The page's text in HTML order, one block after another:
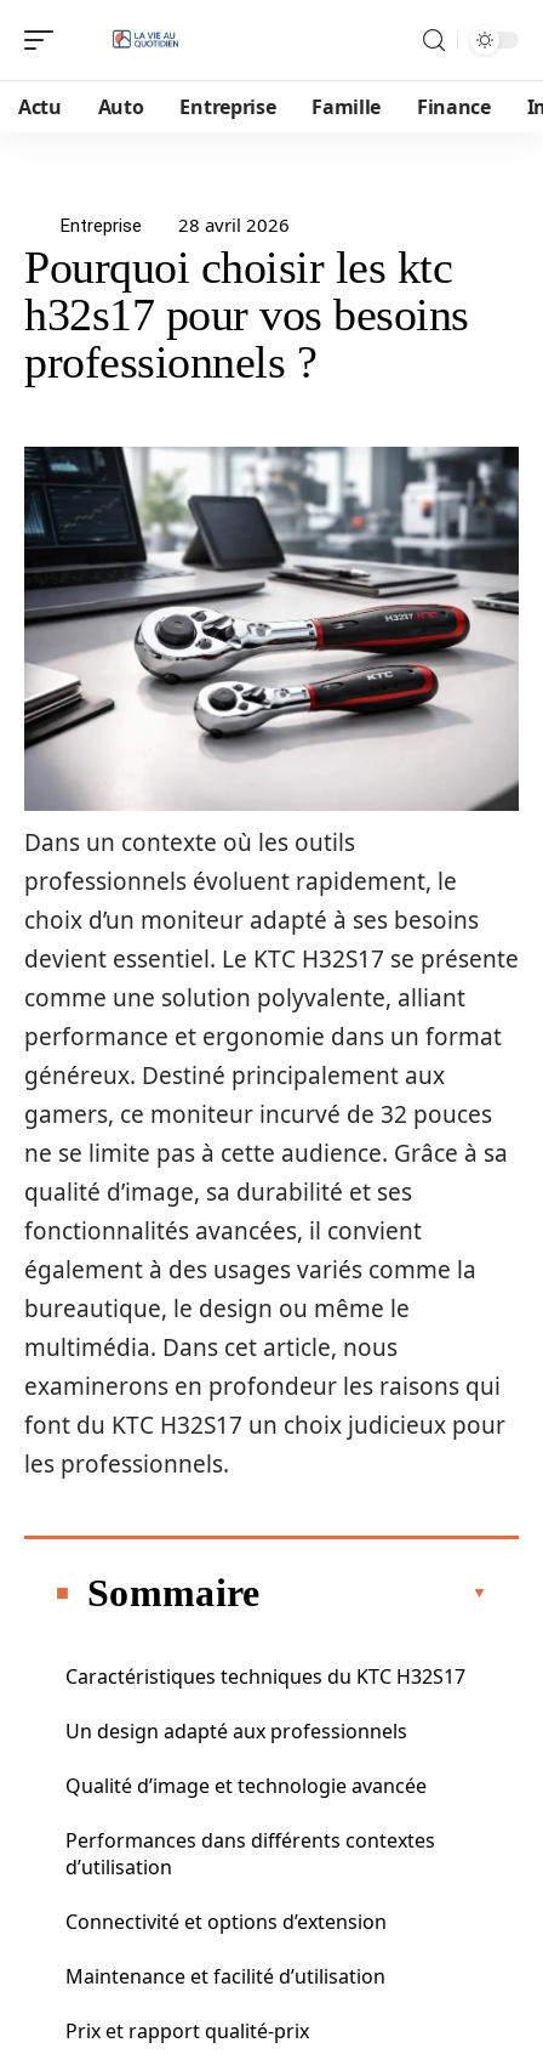
Actu Auto Entreprise Famille Finance
Entreprise 28 avril 2026
Pourquoi choisir les ktc
h32s17 pour vos besoins
professionnels ?
Dans un contexte où les outils
professionnels évoluent rapidement, le
choix d’un moniteur adapté à ses besoins
devient essentiel. Le KTC H32S17 se présente
comme une solution polyvalente, alliant
performance et ergonomie dans un format
généreux. Destiné principalement aux
gamers, ce moniteur incurvé de 32 pouces
ne se limite pas à cette audience. Grâce à sa
qualité d’image, sa durabilité et ses
fonctionnalités avancées, il convient
également à des usages variés comme la
bureautique, le design ou même le
multimédia. Dans cet article, nous
examinerons en profondeur les raisons qui
font du KTC H32S17 un choix judicieux pour
les professionnels.
Sommaire
Caractéristiques techniques du KTC H32S17
Un design adapté aux professionnels
Qualité d’image et technologie avancée
Performances dans différents contextes
d’utilisation
Connectivité et options d’extension
Maintenance et facilité d’utilisation
Prix et rapport qualité-prix